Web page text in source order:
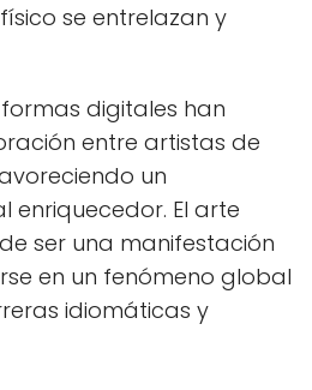
se entrelazan y
digitales han
entre artistas de
un
enriquecedor. El arte
ser una manifestación
en un fenómeno global
idiomáticas y